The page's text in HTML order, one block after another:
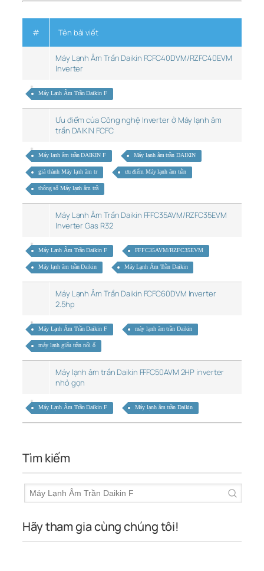
# Tên bài viết
Máy Lạnh Âm Trần Daikin FCFC40DVM/RZFC40EVM
Inverter
Máy Lạnh Âm Trần Daikin F
Ưu điểm của Công nghệ Inverter ở Máy lạnh âm
trần DAIKIN FCFC
Máy lạnh âm trần DAIKIN F Máy lạnh âm trần DAIKIN
giá thành Máy lạnh âm tr ưu điểm Máy lạnh âm trần
thông số Máy lạnh âm trầ
Máy Lạnh Âm Trần Daikin FFFC35AVM/RZFC35EVM
Inverter Gas R32
Máy Lạnh Âm Trần Daikin F FFFC35AVM/RZFC35EVM
Máy lạnh âm trần Daikin Máy Lạnh Âm Trần Daikin
Máy Lạnh Âm Trần Daikin FCFC60DVM Inverter
2.5hp
Máy Lạnh Âm Trần Daikin F máy lạnh âm trần Daikin
máy lạnh giấu trần nối ố
Máy lạnh âm trần Daikin FFFC50AVM 2HP inverter
nhỏ gọn
Máy Lạnh Âm Trần Daikin F Máy lạnh âm trần Daikin
Tìm kiếm
Hãy tham gia cùng chúng tôi!